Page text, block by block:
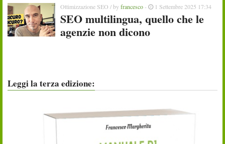
Ottimizzazione SEO / by francesco- 1 Settembre 2025 17:34
SEO multilingua, quello che le
agenzie non dicono
Leggi la terza edizione: